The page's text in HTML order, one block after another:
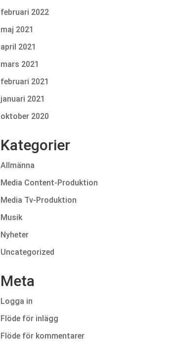
februari 2022
maj 2021
april 2021
mars 2021
februari 2021
januari 2021
oktober 2020
Kategorier
Allmänna
Media Content-Produktion
Media Tv-Produktion
Musik
Nyheter
Uncategorized
Meta
Logga in
Flöde för inlägg
Flöde för kommentarer